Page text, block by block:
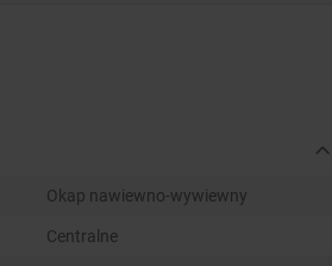
Okap nawiewno-wywiewny
Centralne